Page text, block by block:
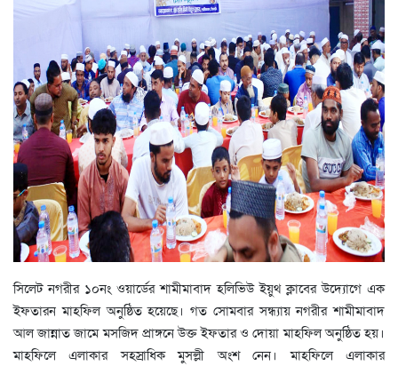
সিলেট নগরীর ১০নং ওয়ার্ডের শামীমাবাদ হলিভিউ ইয়ুথ ক্লাবের উদ্যোগে এক
ইফতারন মাহফিল অনুষ্ঠিত হয়েছে। গত সোমবার সন্ধ্যায় নগরীর শামীমাবাদ
আল জান্নাত জামে মসজিদ প্রাঙ্গনে উক্ত ইফতার ও দোয়া মাহফিল অনুষ্ঠিত হয়।
মাহফিলে এলাকার সহস্রাধিক মুসল্লী অংশ নেন। মাহফিলে এলাকার